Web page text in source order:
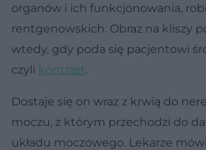
organów i ich funkcjonowania,
rentgenowskich. Obraz na kliszy
wtedy, gdy poda się pacjentowi
czyli kontrast.
Dostaje się on wraz z krwią do
moczu, z którym przechodzi do
układu moczowego. Lekarze